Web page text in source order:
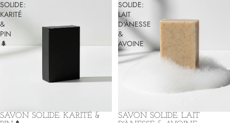
SOLIDE:
KARITÉ
&
PIN
🌲
SAVON SOLIDE: KARITÉ &
SOLIDE:
LAIT
D'ÀNESSE
&
AVOINE
SAVON SOLIDE: LAIT
Politique de confidentialité